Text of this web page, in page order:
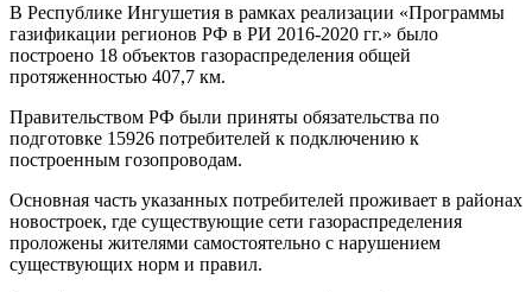
В Республике Ингушетия в рамках реализации «Программы
газификации регионов РФ в РИ 2016-2020 гг.» было
построено 18 объектов газораспределения общей
протяженностью 407,7 км.
Правительством РФ были приняты обязательства по
подготовке 15926 потребителей к подключению к
построенным гозопроводам.
Основная часть указанных потребителей проживает в районах
новостроек, где существующие сети газораспределения
проложены жителями самостоятельно с нарушением
существующих норм и правил.